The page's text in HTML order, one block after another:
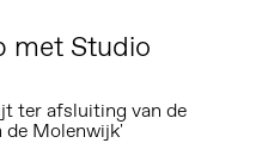
met Studio
ter afsluiting van de
Molenwijk'